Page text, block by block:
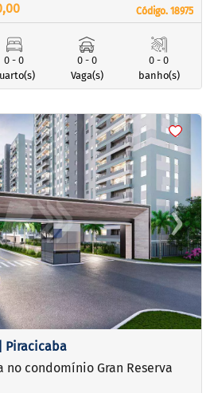
Código. 18975
Código. 18975
0 - 0
0 - 0
Vaga(s)
0 - 0
banho(s)
›Next
Piracicaba
condomínio Gran Reserva